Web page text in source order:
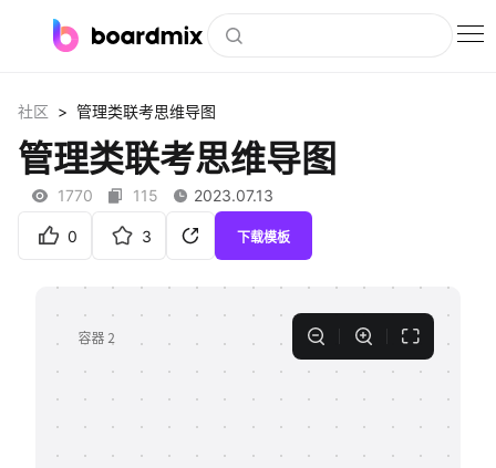
社区资源
下载
私有化部署
客户案例
社区 > 管理类联考思维导图
管理类联考思维导图
1770 115 2023.07.13
0 3 下载模板